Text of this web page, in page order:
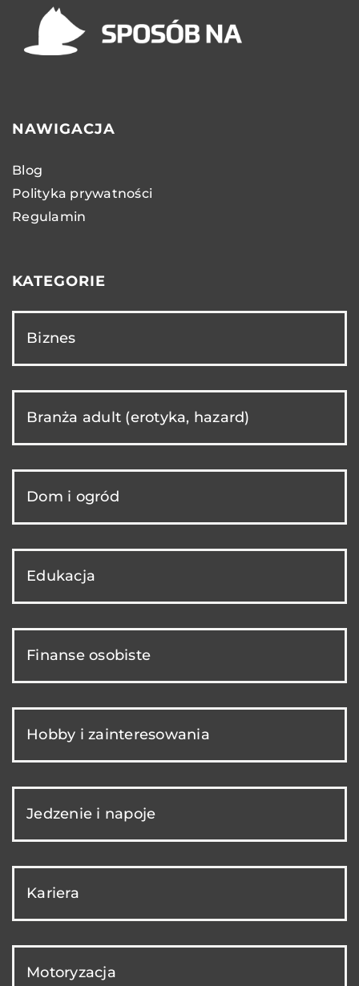
NAWIGACJA
Blog
Polityka prywatności
Regulamin
KATEGORIE
Biznes
Branża adult (erotyka, hazard)
Dom i ogród
Edukacja
Finanse osobiste
Hobby i zainteresowania
Jedzenie i napoje
Kariera
Motoryzacja